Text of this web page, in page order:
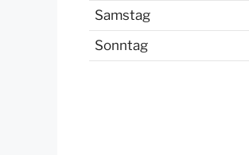
Samstag
Sonntag